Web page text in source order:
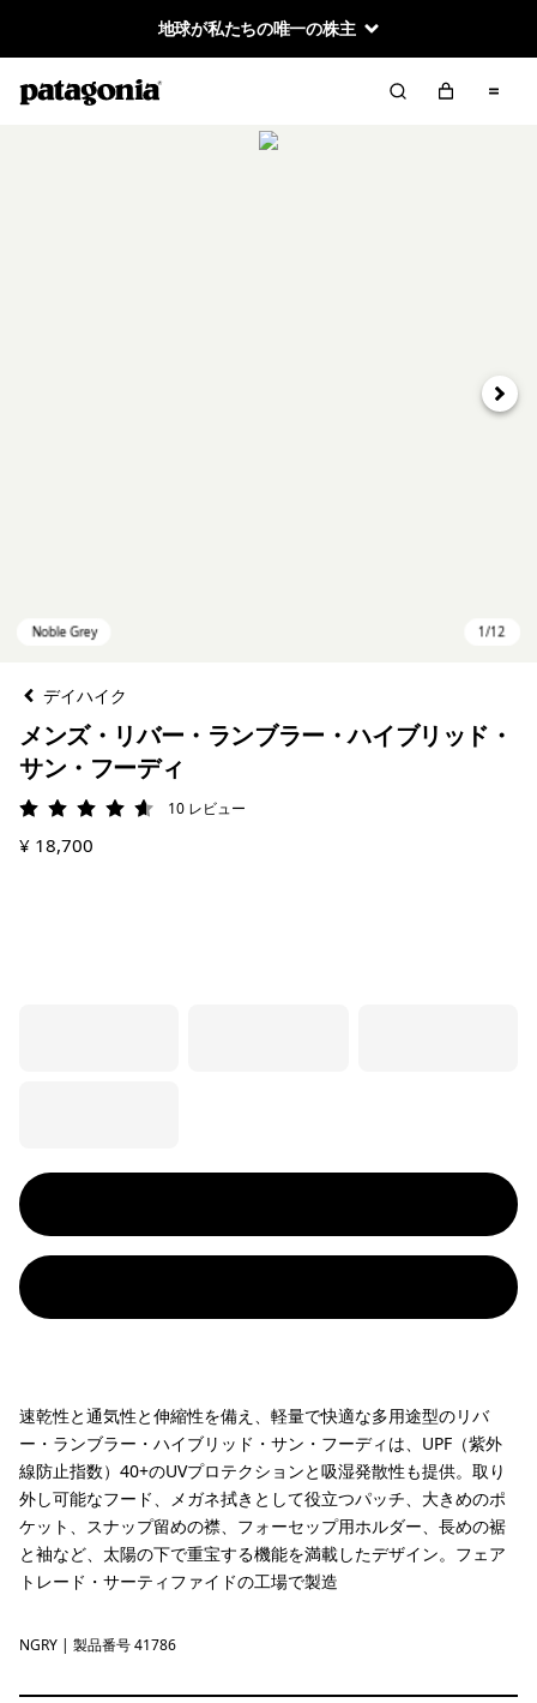
地球が私たちの唯一の株主
次へ
デイハイク
メンズ・リバー・ランブラー・ハイブリッド・
サン・フーディ
評価: 4.6 / 5
10 レビュー
¥ 18,700
速乾性と通気性と伸縮性を備え、軽量で快適な多用途型のリバ
ー・ランブラー・ハイブリッド・サン・フーディは、UPF（紫外
線防止指数）40+のUVプロテクションと吸湿発散性も提供。取り
外し可能なフード、メガネ拭きとして役立つパッチ、大きめのポ
ケット、スナップ留めの襟、フォーセップ用ホルダー、長めの裾
と袖など、太陽の下で重宝する機能を満載したデザイン。フェア
トレード・サーティファイドの工場で製造
Noble Grey
NGRY | 製品番号 41786